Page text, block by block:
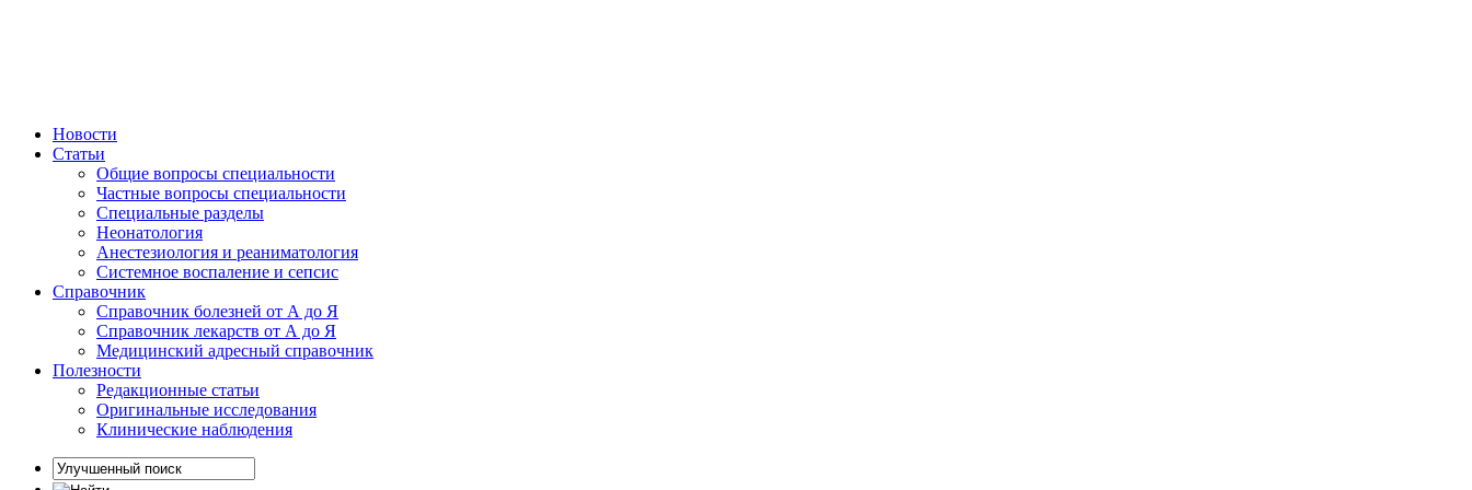
Новости
Статьи
Общие вопросы специальности
Частные вопросы специальности
Специальные разделы
Неонатология
Анестезиология и реаниматология
Системное воспаление и сепсис
Справочник
Справочник болезней от А до Я
Справочник лекарств от А до Я
Медицинский адресный справочник
Полезности
Редакционные статьи
Оригинальные исследования
Клинические наблюдения